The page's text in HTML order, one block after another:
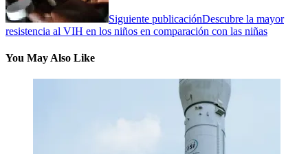
Siguiente publicaciónDescubre la mayor
resistencia al VIH en los niños en comparación con las niñas
You May Also Like